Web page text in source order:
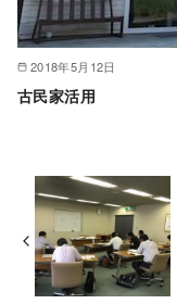
2018年5月12日
古民家活用